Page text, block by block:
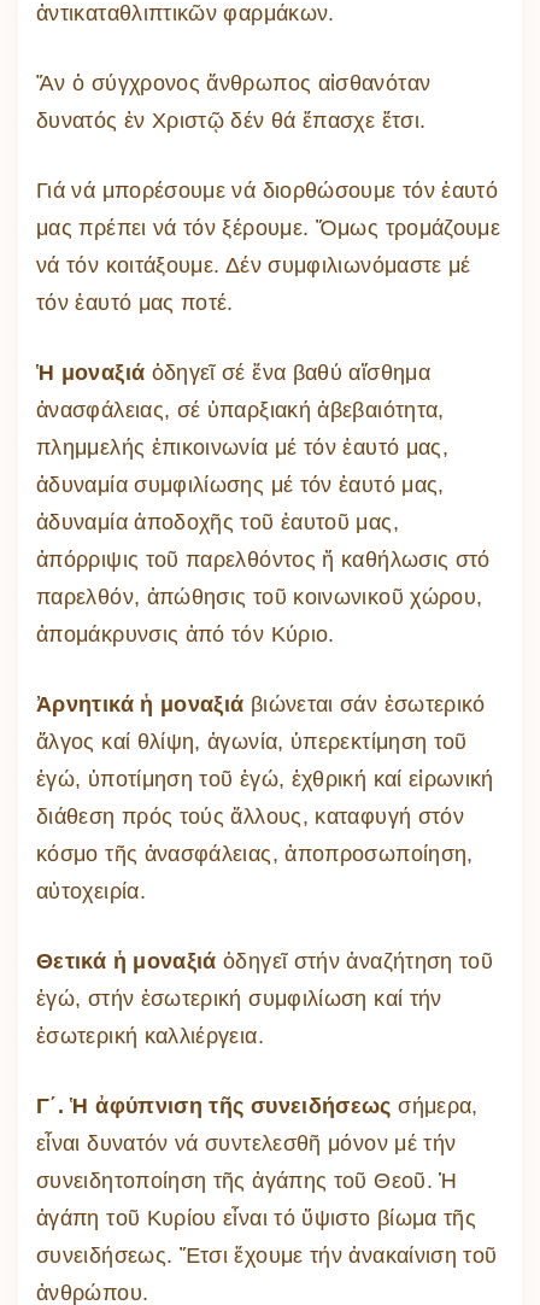
ἀντικαταθλιπτικῶν φαρμάκων.
Ἄν ὁ σύγχρονος ἄνθρωπος αἰσθανόταν
δυνατός ἐν Χριστῷ δέν θά ἔπασχε ἔτσι.
Γιά νά μπορέσουμε νά διορθώσουμε τόν ἑαυτό
μας πρέπει νά τόν ξέρουμε. Ὅμως τρομάζουμε
νά τόν κοιτάξουμε. Δέν συμφιλιωνόμαστε μέ
τόν ἑαυτό μας ποτέ.
Ἡ μοναξιά ὁδηγεῖ σέ ἕνα βαθύ αἴσθημα
ἀνασφάλειας, σέ ὑπαρξιακή ἀβεβαιότητα,
πλημμελής ἐπικοινωνία μέ τόν ἑαυτό μας,
ἀδυναμία συμφιλίωσης μέ τόν ἑαυτό μας,
ἀδυναμία ἀποδοχῆς τοῦ ἑαυτοῦ μας,
ἀπόρριψις τοῦ παρελθόντος ἤ καθήλωσις στό
παρελθόν, ἀπώθησις τοῦ κοινωνικοῦ χώρου,
ἀπομάκρυνσις ἀπό τόν Κύριο.
Ἀρνητικά ἡ μοναξιά βιώνεται σάν ἐσωτερικό
ἅλγος καί θλίψη, ἀγωνία, ὑπερεκτίμηση τοῦ
ἐγώ, ὑποτίμηση τοῦ ἐγώ, ἐχθρική καί εἰρωνική
διάθεση πρός τούς ἄλλους, καταφυγή στόν
κόσμο τῆς ἀνασφάλειας, ἀποπροσωποίηση,
αὐτοχειρία.
Θετικά ἡ μοναξιά ὁδηγεῖ στήν ἀναζήτηση τοῦ
ἐγώ, στήν ἐσωτερική συμφιλίωση καί τήν
ἐσωτερική καλλιέργεια.
Γ΄. Ἡ ἀφύπνιση τῆς συνειδήσεως σήμερα,
εἶναι δυνατόν νά συντελεσθῆ μόνον μέ τήν
συνειδητοποίηση τῆς ἀγάπης τοῦ Θεοῦ. Ἡ
ἀγάπη τοῦ Κυρίου εἶναι τό ὕψιστο βίωμα τῆς
συνειδήσεως. Ἔτσι ἔχουμε τήν ἀνακαίνιση τοῦ
ἀνθρώπου.